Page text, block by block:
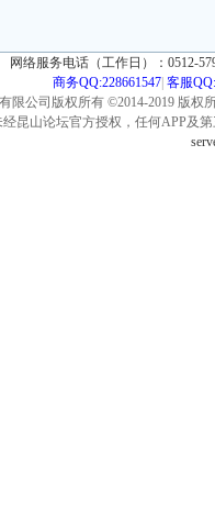
网络服务电话（工作日）：0512-
商务QQ:228661547| 客服
限公司版权所有 ©2014-2019 版权
经昆山论坛官方授权，任何APP及